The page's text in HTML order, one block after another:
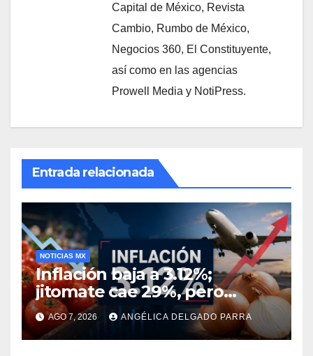
Capital de México, Revista
Cambio, Rumbo de México,
Negocios 360, El Constituyente,
así como en las agencias
Prowell Media y NotiPress.
Entrada relacionada
NOTICIAS MX
Inflación baja a 3.12%;
jitomate cae 29%, pero
cebolla y vuelos se
encarecen
AGO 7, 2026 ANGÉLICA DELGADO PARRA